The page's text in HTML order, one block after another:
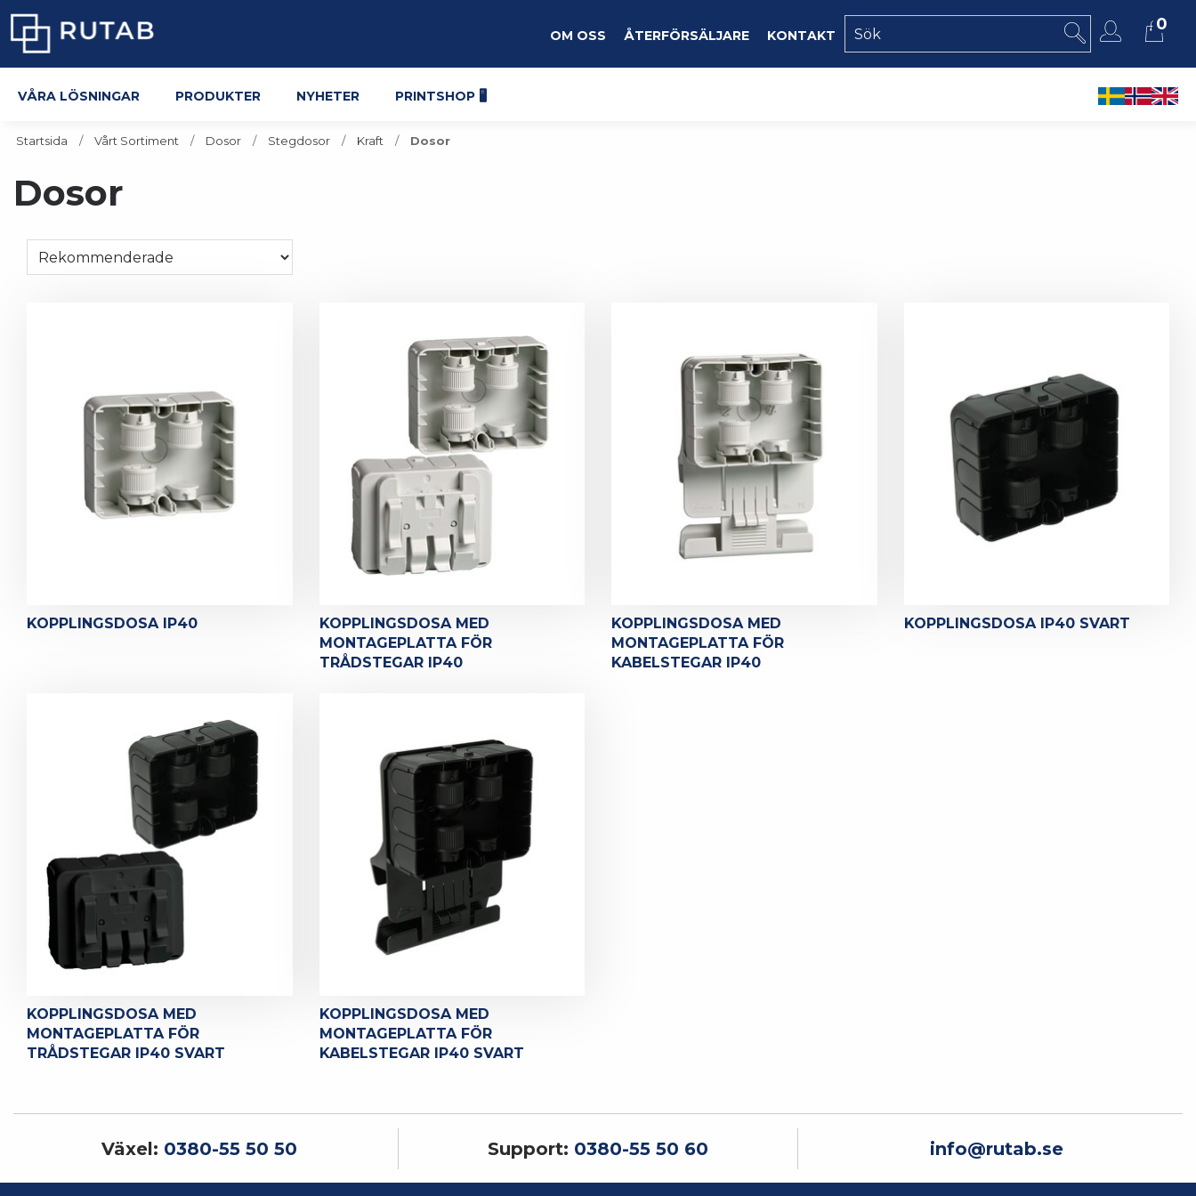
Om oss Återförsäljare Kontakt 0
Våra lösningar Produkter Nyheter Printshop 🖥️
Startsida Vårt Sortiment Dosor Stegdosor Kraft Dosor
Dosor
KOPPLINGSDOSA IP40
KOPPLINGSDOSA MED
MONTAGEPLATTA FÖR
TRÅDSTEGAR IP40
KOPPLINGSDOSA MED
MONTAGEPLATTA FÖR
KABELSTEGAR IP40
KOPPLINGSDOSA IP40 SVART
KOPPLINGSDOSA MED
MONTAGEPLATTA FÖR
TRÅDSTEGAR IP40 SVART
KOPPLINGSDOSA MED
MONTAGEPLATTA FÖR
KABELSTEGAR IP40 SVART
Växel: 0380-55 50 50 Support: 0380-55 50 60 info@rutab.se